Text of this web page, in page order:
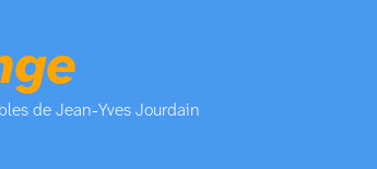
de Jean-Yves Jourdain